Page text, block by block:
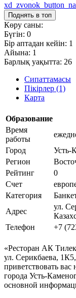
Поднять в топ
Көру саны:
Бүгін: 0
Бір аптадан кейін: 1
Айына: 1
Барлық уақытта: 26
Сипаттамасы
Пікірлер (1)
Карта
Образование
Время
работы
Город
Усть-
Регион
Рейтинг
0
Счет
Категория
Адрес
ул.
Телефон
+7
«Ресторан АК
ул. Серикбаева,
приветствовать вас
города Усть-
основной